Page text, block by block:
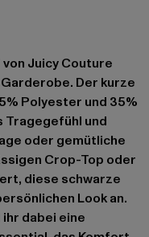
von Juicy Couture
Der kurze
Polyester und 35%
Tragegefühl und
oder gemütliche
Crop-Top oder
diese schwarze
Look an.
dabei eine